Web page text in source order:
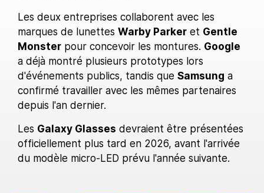
Les deux entreprises collaborent avec les
marques de lunettes Warby Parker et Gentle
Monster pour concevoir les montures. Google
a déjà montré plusieurs prototypes lors
d'événements publics, tandis que Samsung a
confirmé travailler avec les mêmes partenaires
depuis l'an dernier.
Les Galaxy Glasses devraient être présentées
officiellement plus tard en 2026, avant l'arrivée
du modèle micro-LED prévu l'année suivante.